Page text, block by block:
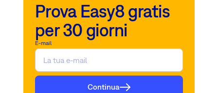
Prova Easy8 gratis
per 30 giorni
E-mail
Continua